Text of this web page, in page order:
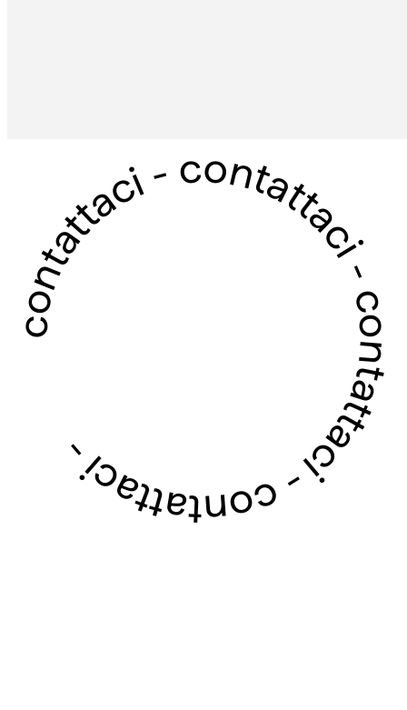
contattaci - contattaci - contattaci - contattaci -